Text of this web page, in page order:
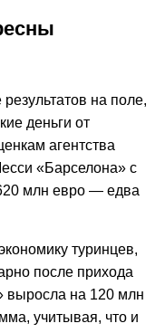
на поле,
деньги от
агентства
«Барселона» с
млн евро — едва
туринцев,
после прихода
выросла на 120 млн
учитывая, что и